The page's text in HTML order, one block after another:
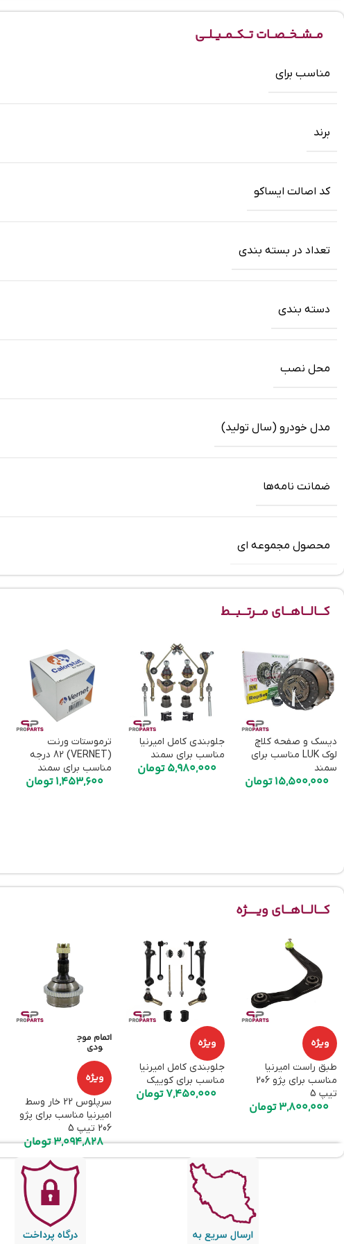
مــشــخــصــات تــکــمــیــلــی
مناسب برای
برند
کد اصالت ایساکو
تعداد در بسته بندی
دسته بندی
محل نصب
مدل خودرو (سال تولید)
ضمانت‌ نامه‌ها
محصول مجموعه ای
کـــالـــاهـــای مـــرتـــبـــط
دیسک و صفحه کلاچ
لوک LUK مناسب برای
سمند
15,500,000تومان
جلوبندی کامل امیرنیا
مناسب برای سمند
5,980,000تومان
ترموستات ورنت
(VERNET) 82 درجه
مناسب برای سمند
1,453,600تومان
کـــالـــاهـــای ویـــــژه
ویژه
طبق راست امیرنیا
مناسب برای پژو 206
تیپ 5
3,800,000تومان
ویژه
جلوبندی کامل امیرنیا
مناسب برای کوییک
7,450,000تومان
اتمام موج
ودی
ویژه
سرپلوس 22 خار وسط
امیرنیا مناسب برای پژو
206 تیپ 5
3,094,828تومان